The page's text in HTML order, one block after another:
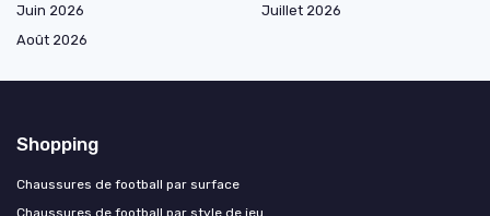
Juin 2026
Juillet 2026
Août 2026
Shopping
Chaussures de football par surface
Chaussures de football par style de jeu